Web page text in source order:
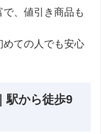
、値引き商品も
ての人でも安心
駅から徒歩9